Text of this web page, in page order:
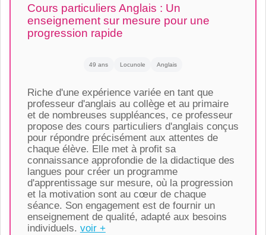
Cours particuliers Anglais : Un
enseignement sur mesure pour une
progression rapide
49 ans Locunole Anglais
Riche d'une expérience variée en tant que
professeur d'anglais au collège et au primaire
et de nombreuses suppléances, ce professeur
propose des cours particuliers d'anglais conçus
pour répondre précisément aux attentes de
chaque élève. Elle met à profit sa
connaissance approfondie de la didactique des
langues pour créer un programme
d'apprentissage sur mesure, où la progression
et la motivation sont au cœur de chaque
séance. Son engagement est de fournir un
enseignement de qualité, adapté aux besoins
individuels. voir +